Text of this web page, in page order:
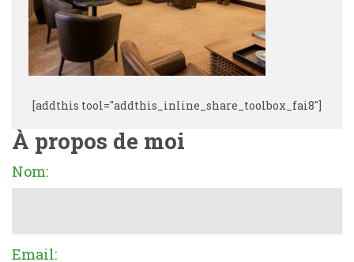
[addthis tool="addthis_inline_share_toolbox_fai8"]
À propos de moi
Nom:
Email: